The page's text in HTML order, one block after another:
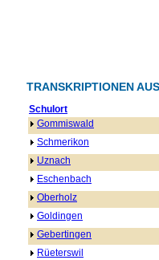
TRANSKRIPTIONEN
Schulort
Gommiswald
Schmerikon
Uznach
Eschenbach
Oberholz
Goldingen
Gebertingen
Rüeterswil